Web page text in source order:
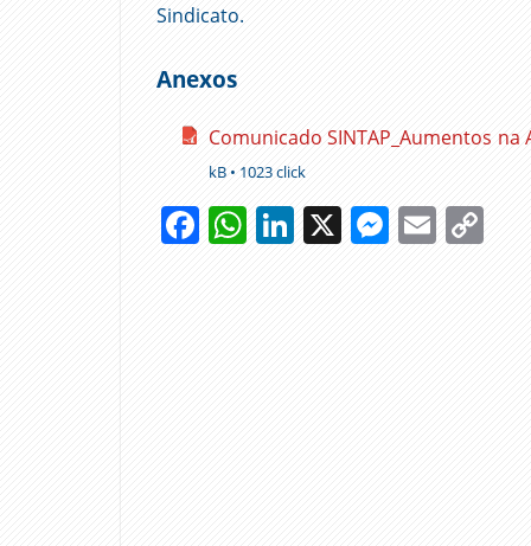
Sindicato.
Anexos
Comunicado SINTAP_Aumentos
kB • 1023 click
Facebook
WhatsApp
LinkedIn
X Email